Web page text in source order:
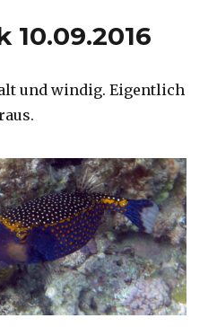
10.09.2016
und windig. Eigentlich